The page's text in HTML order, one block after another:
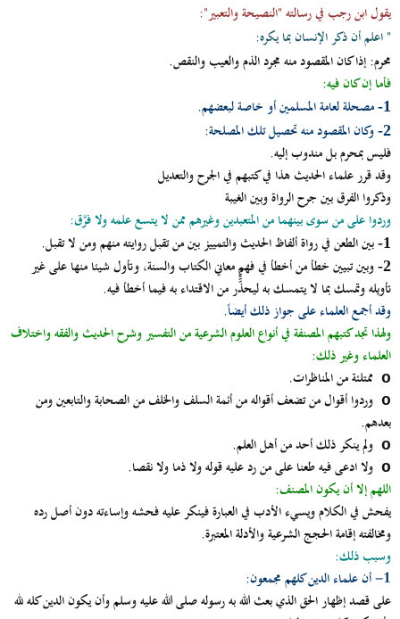
يقول ابن رجب في رسالته "النصيحة والتعبير":
" اعلم أن ذكر الإنسان بما يكره:
محرم:إذا كان المقصود منه مجرد الذم والعيب والنقص.
فأما إن كان فيه:
1- مصحلة لعامة المسلمين أو خاصة لبعضهم.
2- وكان المقصود منه تحصيل تلك المصلحة:
فليس بمحرم بل مندوب إليه.
وقد قرر علماء الحديث هذا في كتبهم في الجرح والتعديل
وذكروا الفرق بين جرح الرواة وبين الغيبة
وردوا على من سوى بينهما من المتعبدين وغيرهم ممن لا يتسع علمه ولا فرَّق:
1- بين الطعن في رواة ألفاظ الحديث والتمييز بين من تقبل روايته منهم ومن لا تقبل.
2- وبين تبيين خطأ من أخطأ في فهم معاني الكتاب والسنة، وتأول شيئا منها على غير
تأويله وتمسك بما لا يتمسك به ليحذّّّّّّر من الاقتداء به فيما أخطأ فيه.
وقد أجمع العلماء على جواز ذلك أيضاً.
ولهذا تجد كتبهم المصنفة في أنواع العلوم الشرعية من التفسير وشرح الحديث والفقه واختلاف
العلماء وغير ذلك:
o ممتلئة من المناظرات.
o وردوا أقوال من تضعف أقواله من أئمة السلف والخلف من الصحابة والتابعين ومن
بعدهم.
o ولم ينكر ذلك أحد من أهل العلم.
o ولا ادعى فيه طعنا على من رد عليه قوله ولا ذما ولا نقصا.
اللهم إلا أن يكون المصنف:
يفحش في الكلام ويسيء الأدب في العبارة فينكر عليه فحشه وإساءته دون أصل رده
ومخالفته إقامة الحجج الشرعية والأدلة المعتبرة.
وسبب ذلك:
1- أن علماء الدين كلهم مجمعون:
على قصد إظهار الحق الذي بعث الله به رسوله صلى الله عليه وسلم وأن يكون الدين كله لله